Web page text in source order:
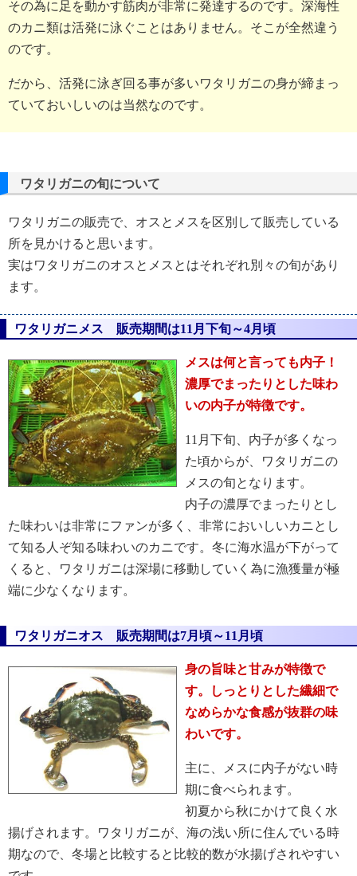
その為に足を動かす筋肉が非常に発達するのです。深海性
のカニ類は活発に泳ぐことはありません。そこが全然違う
のです。
だから、活発に泳ぎ回る事が多いワタリガニの身が締まっ
ていておいしいのは当然なのです。
ワタリガニの旬について
ワタリガニの販売で、オスとメスを区別して販売している
所を見かけると思います。
実はワタリガニのオスとメスとはそれぞれ別々の旬があり
ます。
ワタリガニメス 販売期間は11月下旬～4月頃
メスは何と言っても内子！
濃厚でまったりとした味わ
いの内子が特徴です。
11月下旬、内子が多くなっ
た頃からが、ワタリガニの
メスの旬となります。
内子の濃厚でまったりとし
た味わいは非常にファンが多く、非常においしいカニとし
て知る人ぞ知る味わいのカニです。冬に海水温が下がって
くると、ワタリガニは深場に移動していく為に漁獲量が極
端に少なくなります。
ワタリガニオス 販売期間は7月頃～11月頃
身の旨味と甘みが特徴で
す。しっとりとした繊細で
なめらかな食感が抜群の味
わいです。
主に、メスに内子がない時
期に食べられます。
初夏から秋にかけて良く水
揚げされます。ワタリガニが、海の浅い所に住んでいる時
期なので、冬場と比較すると比較的数が水揚げされやすい